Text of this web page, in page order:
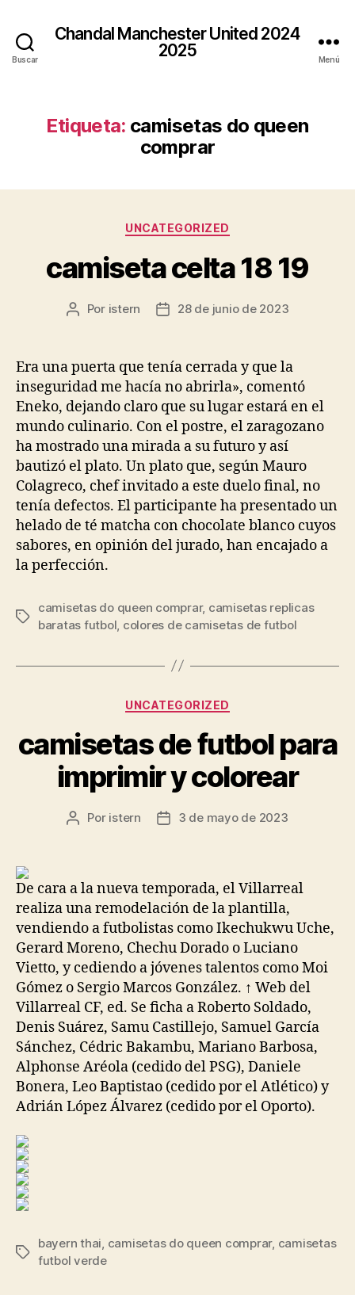
Buscar
Chandal Manchester United 2024
2025
Menú
Etiqueta: camisetas do queen
comprar
Categorías
UNCATEGORIZED
camiseta celta 18 19
Autor
entrada
Por istern
Fecha
entrada
28 de junio de 2023
Era una puerta que tenía cerrada y que la
inseguridad me hacía no abrirla», comentó
Eneko, dejando claro que su lugar estará en el
mundo culinario. Con el postre, el zaragozano
ha mostrado una mirada a su futuro y así
bautizó el plato. Un plato que, según Mauro
Colagreco, chef invitado a este duelo final, no
tenía defectos. El participante ha presentado un
helado de té matcha con chocolate blanco cuyos
sabores, en opinión del jurado, han encajado a
la perfección.
Etiquetas
camisetas do queen comprar, camisetas replicas
baratas futbol colores de camisetas de futbol
Categorías
UNCATEGORIZED
camisetas de futbol para
imprimir y colorear
Autor
Por istern
Fecha3 de mayo de 2023
De cara a la nueva temporada, el Villarreal
realiza una remodelación de la plantilla,
vendiendo a futbolistas como Ikechukwu Uche,
Gerard Moreno, Chechu Dorado o Luciano
Vietto, y cediendo a jóvenes talentos como Moi
Gómez o Sergio Marcos González. ↑ Web del
Villarreal CF, ed. Se ficha a Roberto Soldado,
Denis Suárez, Samu Castillejo, Samuel García
Sánchez, Cédric Bakambu, Mariano Barbosa,
Alphonse Aréola (cedido del PSG), Daniele
Bonera, Leo Baptistao (cedido por el Atlético) y
Adrián López Álvarez (cedido por el Oporto).
Etiquetas
bayern thai camisetas do queen comprar, camisetas
futbol verde